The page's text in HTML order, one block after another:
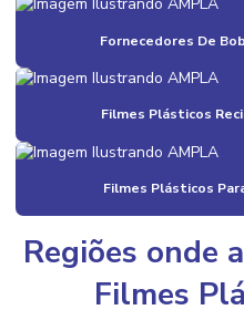
Bobinas E Filmes Preço
Bobinas E Filmes Valor
Bobinas Plásticas
Bobinas Plásticas Recicláveis
Compra De Aparas Plásticas
Compra De Aparas Plásticas Em
Compra De Grãos De Plástico
Fornecedores De
Filmes Plásticos
Filmes Plásticos
Regiões onde
Filmes